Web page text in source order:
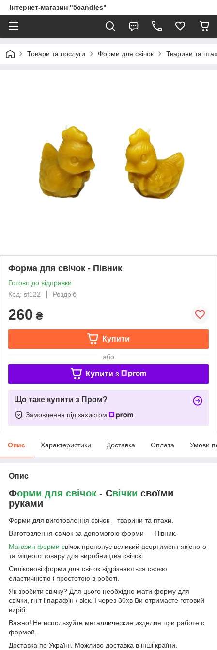
Інтернет-магазин "5candles"
Товари та послуги Форми для свічок Тварини та
Форма для свічок - Півник
Готово до відправки
Код: sf122
Роздріб
260 ₴
Купити
або
Купити з
Що таке купити з Пром?
Замовлення під захистом
Опис Характеристики Доставка Оплата Умови
Опис
Форми для свічок - Свічки своїми
руками
Форми для виготовлення свічок – тварини та птахи.
Виготовлення свічок за допомогою форми — Півник.
Магазин форми cвічок пропонує великий асортимент якісного
та міцного товару для виробництва свічок.
Силіконові форми для свічок відрізняються своєю
еластичністю і простотою в роботі.
Як зробити свічку? Для цього необхідно мати форму для
свічки, гніт і парафін / віск. І через 30хв Ви отримаєте готовий
виріб.
Важно! Не используйте металлические изделия при работе с
формой.
Доставка по Україні. Можливо доставка в інші країни.